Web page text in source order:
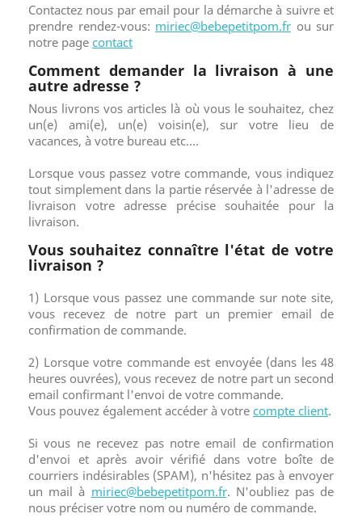
Contactez nous par email pour la démarche à suivre et
prendre rendez-vous: miriec@bebepetitpom.fr ou sur
notre page contact
Comment demander la livraison à une
autre adresse ?
Nous livrons vos articles là où vous le souhaitez, chez
un(e) ami(e), un(e) voisin(e), sur votre lieu de
vacances, à votre bureau etc….
Lorsque vous passez votre commande, vous indiquez
tout simplement dans la partie réservée à l'adresse de
livraison votre adresse précise souhaitée pour la
livraison.
Vous souhaitez connaître l'état de votre
livraison ?
1) Lorsque vous passez une commande sur note site,
vous recevez de notre part un premier email de
confirmation de commande.
2) Lorsque votre commande est envoyée (dans les 48
heures ouvrées), vous recevez de notre part un second
email confirmant l'envoi de votre commande.
Vous pouvez également accéder à votre compte client.
Si vous ne recevez pas notre email de confirmation
d'envoi et après avoir vérifié dans votre boîte de
courriers indésirables (SPAM), n'hésitez pas à envoyer
un mail à miriec@bebepetitpom.fr. N'oubliez pas de
nous préciser votre nom ou numéro de commande.